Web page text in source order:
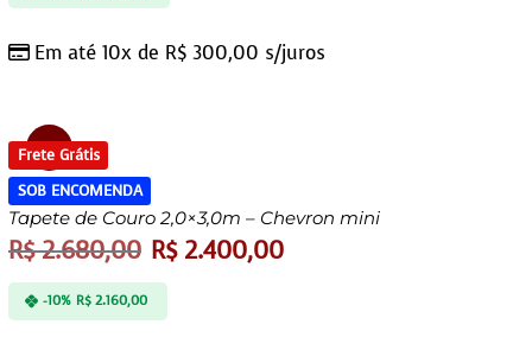
Em até 10x de R$ 300,00 s/juros
Oferta!
Frete Grátis
SOB ENCOMENDA
Tapete de Couro 2,0×3,0m – Chevron mini
R$2.680,00 R$2.400,00
-10% R$2.160,00